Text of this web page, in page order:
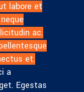
labore et
ac.
et.
a
Egestas